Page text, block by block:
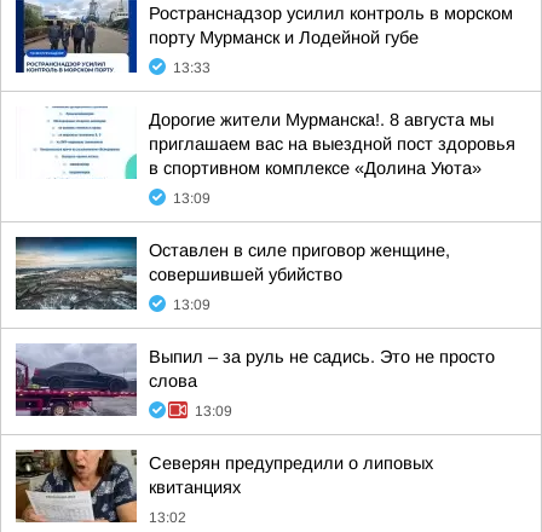
Ространснадзор усилил контроль в морском
порту Мурманск и Лодейной губе
13:33
Дорогие жители Мурманска!. 8 августа мы
приглашаем вас на выездной пост здоровья
в спортивном комплексе «Долина Уюта»
13:09
Оставлен в силе приговор женщине,
совершившей убийство
13:09
Выпил – за руль не садись. Это не просто
слова
13:09
Северян предупредили о липовых
квитанциях
13:02